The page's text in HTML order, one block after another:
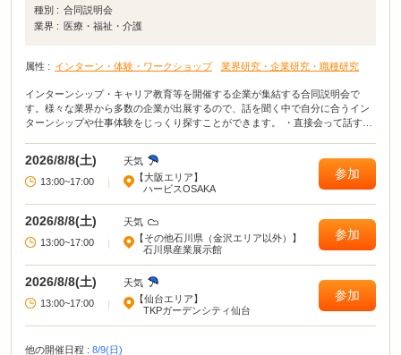
種別 : 合同説明会
業界 :
医療・福祉・介護
属性 : インターン・体験・ワークショップ 業界研究・企業研究・職種研究
インターンシップ・キャリア教育等を開催する企業が集結する合同説明会で
す。様々な業界から多数の企業が出展するので、話を聞く中で自分に合うイン
ターンシップや仕事体験をじっくり探すことができます。 ・直接会って話すこ
る！ ・周囲の学生の雰囲気が分かり意識が高まる！
2026/8/8(土)
天気
13:00~17:00
【大阪エリア】
ハービスOSAKA
参加
2026/8/8(土)
天気
13:00~17:00
【その他石川県（金沢エリア以外）】
石川県産業展示館
参加
2026/8/8(土)
天気
13:00~17:00
【仙台エリア】
TKPガーデンシティ仙台
参加
他の開催日程 : 8/9(日)